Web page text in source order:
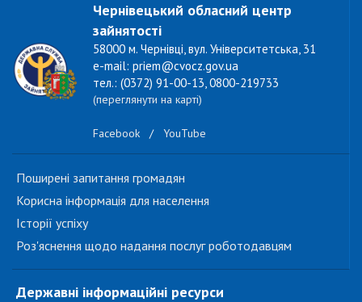
Чернівецький обласний центр
зайнятості
58000 м. Чернівці, вул. Університетська, 31
e-mail: priem@cvocz.gov.ua
тел.: (0372) 91-00-13, 0800-219733
(переглянути на карті)
Facebook / YouTube
Поширені запитання громадян
Корисна інформація для населення
Історії успіху
Роз'яснення щодо надання послуг роботодавцям
Державні інформаційні ресурси